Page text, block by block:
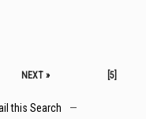
NEXT » [5]
this Search
—